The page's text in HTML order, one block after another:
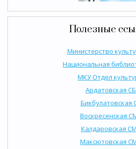
Полезные
Министерство
Национальная
МКУ Отдел
Ардатовская СБ
Бикбулатовская
Воскресенская
Калдаровская
Максютовская